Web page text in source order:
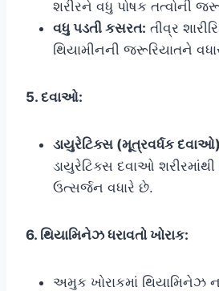
શરીરને વધુ પોષક તત્વોની
વધુ પડતી કસરત: તીવ્ર
થિયામીનની જરૂરિયાતને
5. દવાઓ:
ડાયુરેટિક્સ (મૂત્રવર્ધક
ડાયુરેટિક્સ દવાઓ
ઉત્સર્જન વધારે છે.
6. થિયામિનેઝ ધરાવતો ખોરાક:
અમુક ખોરાકમાં થિયામિનેઝ